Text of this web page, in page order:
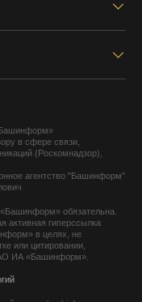
в сфере связи,
(Роскомнадзор),
агентство "Башинформ"
обязательна.
активная гиперссылка
в целях, не
или цитировании,
АО ИА «Башинформ».